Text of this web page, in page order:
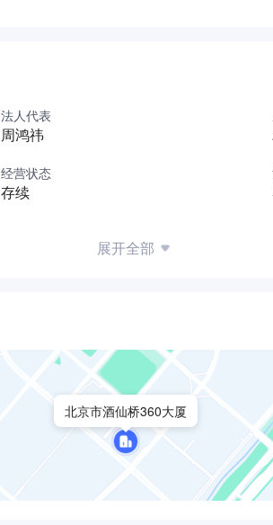
法人代表
周鸿祎
经营状态
存续
展开全部
北京市酒仙桥360大厦